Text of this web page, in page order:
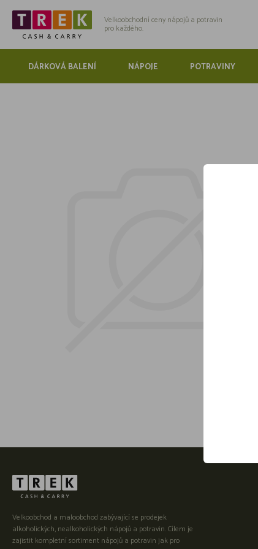
Velkoobchodní ceny nápojů a potravin
pro každého.
DÁRKOVÁ BALENÍ NÁPOJE POTRAVINY
Velkoobchod a maloobchod zabývající se prodejek
alkoholických, nealkoholických nápojů a potravin. Cílem je
zajistit kompletní sortiment nápojů a potravin jak pro